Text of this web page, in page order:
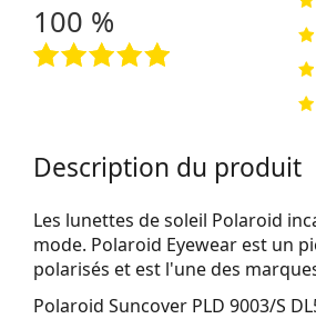
100 %
Description du produit
Les lunettes de soleil Polaroid
mode. Polaroid Eyewear est un
polarisés et est l'une des
Polaroid Suncover PLD 9003/S